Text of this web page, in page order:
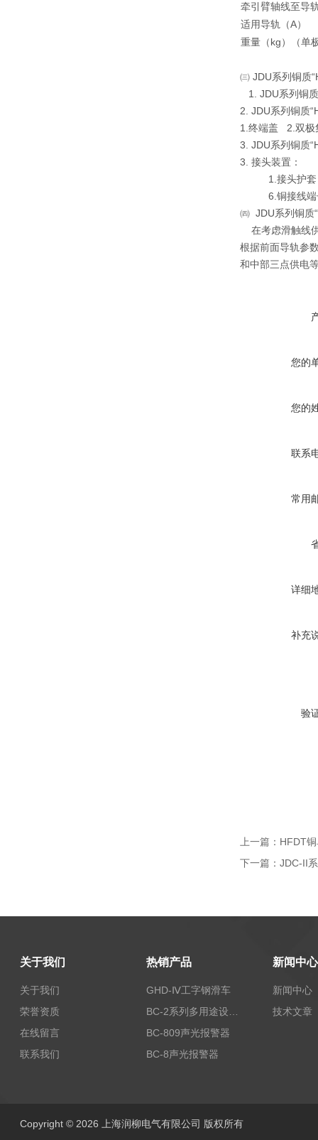
牵引臂轴线至导
适用导轨（A）
重量（kg）（单
㈢ JDU系列铜质
1. JDU系列铜
2. JDU系列铜质
1.终端盖 2.双
3. JDU系列铜质
3. 接头装置：
1.接头护套
6.铜接线端
㈣ JDU系列铜质
在考虑滑触线
根据前面导轨参
和中部三点供电
您的
您的
联系
常用
详细
补充
验
上一篇： HFDT
下一篇： JDC-II
关于我们
关于我们
荣誉资质
在线留言
联系我们
热销产品
GHD-Ⅳ工字钢滑车
BC-809声光报警器
BC-8声光报警器
新闻中心
新闻中心
技术文章
Copyright © 2026 上海润柳电气有限公司 版权所有